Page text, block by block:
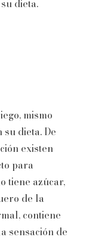
dieta.
mismo
dieta. De
existen
para
tiene azúcar,
de la
contiene
sensación de